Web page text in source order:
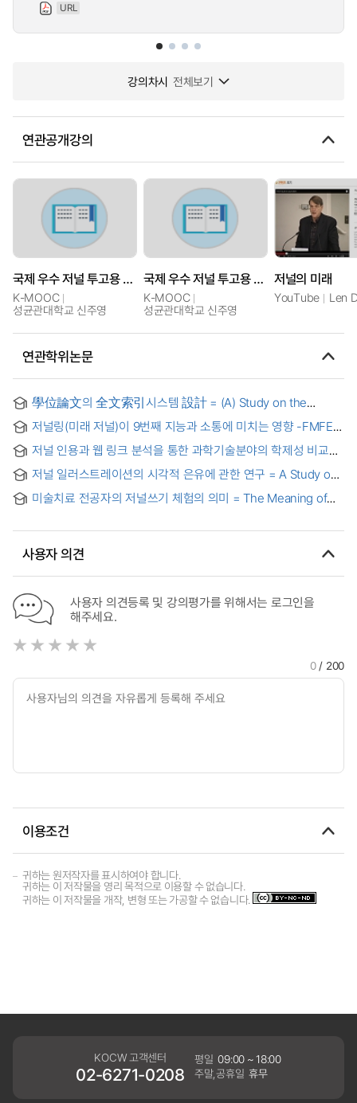
URL
강의차시 전체보기
연관공개강의
국제 우수 저널 투고용 논문작성법
K-MOOC
성균관대학교 신주영
국제 우수 저널 투고용 논문작성법
K-MOOC
성균관대학교 신주영
저널의 미래
YouTube Len
연관학위논문
學位論文의 全文索引시스템 設計 = (A) Study on the
Design of a Full-Text Indexing System for Thesis
저널링(미래 저널)이 9번째 지능과 소통에 미치는 영향 -FMFE를
중심으로- = The impact of journaling on Ninth
Intelligence(SQ) and Communication -Focusing on FMFE-
저널 인용과 웹 링크 분석을 통한 과학기술분야의 학제성 비교
연구
저널 일러스트레이션의 시각적 은유에 관한 연구 = A Study on
Visual Metaphor of Illustration as Journalism
미술치료 전공자의 저널쓰기 체험의 의미 = The Meaning of
사용자 의견
사용자 의견등록 및 강의평가를 위해서는 로그인을
해주세요.
0/ 200
이용조건
귀하는 원저작자를 표시하여야 합니다.
귀하는 이 저작물을 영리 목적으로 이용할 수 없습니다.
귀하는 이 저작물을 개작, 변형 또는 가공할 수 없습니다.
KOCW 고객센터
02-6271-0208
평일 09:00 ~ 18:00
주말,공휴일 휴무